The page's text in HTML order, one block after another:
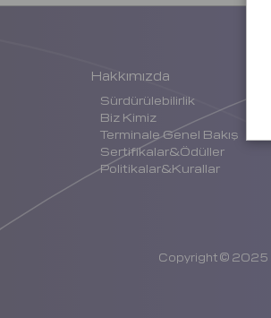
Hakkımızda
Sürdürülebilirlik
Biz Kimiz
Terminale Genel Bakış
Sertifikalar&Ödüller
Politikalar&Kurallar
Copyright © 2025